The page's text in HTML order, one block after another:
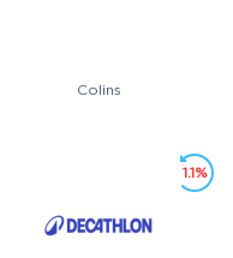
Colins
1.1%